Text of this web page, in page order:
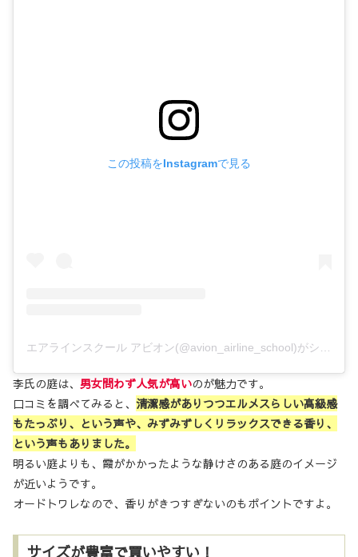
この投稿をInstagramで見る
エアラインスクール アビオン(@avion_airline_school)がシェアした投稿
李氏の庭は、 男女問わず人気が高いのが魅力です。
口コミを調べてみると、 清潔感がありつつエルメスらしい高級感
もたっぷり、という声や、みずみずしくリラックスできる香り、
という声もありました。
明るい庭よりも、霞がかかったような静けさのある庭のイメージ
が近いようです。
オードトワレなので、香りがきつすぎないのもポイントですよ。
サイズが豊富で買いやすい！